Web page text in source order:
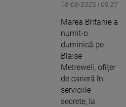
16-06-2025 | 09:27
Marea Britanie a
numit-o
duminică pe
Blaise
Metreweli, ofiţer
de carieră în
serviciile
secrete, la